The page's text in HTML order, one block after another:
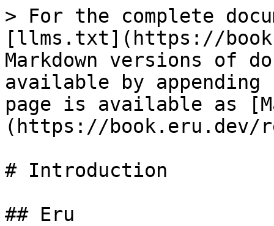
> For the complete
[llms.txt](https://
Markdown versions of
available by
page is available as
(https://book.eru.dev/
# Introduction
## Eru